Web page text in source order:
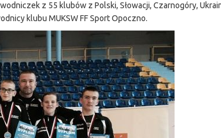
z 55 klubów z Polski, Słowacji, Czarnogóry,
klubu MUKSW FF Sport Opoczno.